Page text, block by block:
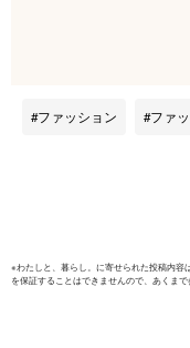
ファッション ファ
※わたしと、暮らし。 に寄せられた投稿内容
を保証することはできませんので、あくま